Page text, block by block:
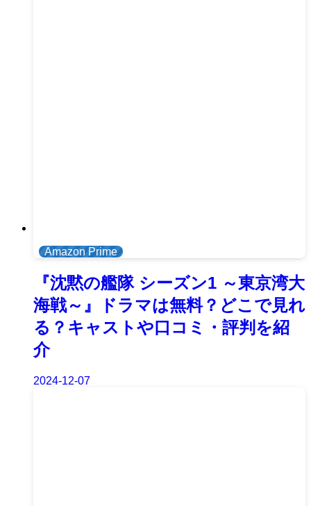
Amazon Prime
『沈黙の艦隊 シーズン1 ～東京湾大
海戦～』ドラマは無料？どこで見れ
る？キャストや口コミ・評判を紹
介
2024-12-07